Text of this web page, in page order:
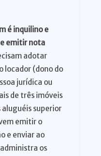
é inquilino e
emitir nota
adotar
locador (dono do
jurídica ou
de três imóveis
aluguéis superior
emitir o
e enviar ao
os